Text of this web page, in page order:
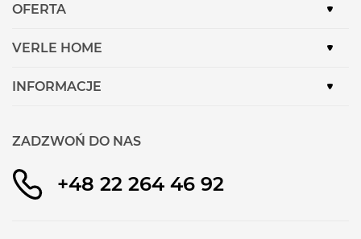
OFERTA
VERLE HOME
INFORMACJE
ZADZWOŃ DO NAS
+48 22 264 46 92